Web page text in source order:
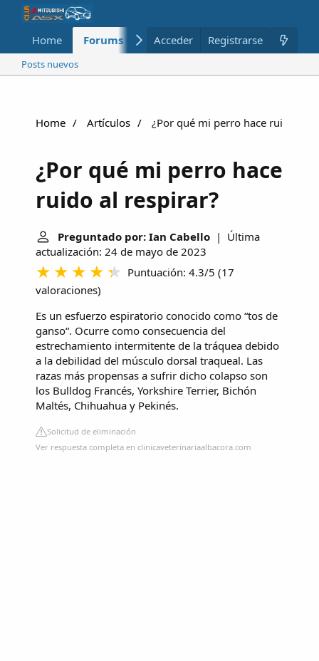
Home Forums Nuevo Miembros
Acceder Registrarse
Posts nuevos
Home Artículos ¿Por qué mi perro hace ruido al
¿Por qué mi perro hace
ruido al respirar?
Preguntado por: Ian Cabello | Última
actualización: 24 de mayo de 2023
Puntuación: 4.3/5 (17
valoraciones)
Es un esfuerzo espiratorio conocido como “tos de
ganso“. Ocurre como consecuencia del
estrechamiento intermitente de la tráquea debido
a la debilidad del músculo dorsal traqueal. Las
razas más propensas a sufrir dicho colapso son
los Bulldog Francés, Yorkshire Terrier, Bichón
Maltés, Chihuahua y Pekinés.
Solicitud de eliminación
Ver respuesta completa en clinicaveterinariaalbacora.com